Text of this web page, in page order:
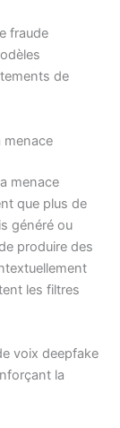
fraude
de
menace
menace
que plus de
généré ou
produire des
les filtres
voix deepfake
la